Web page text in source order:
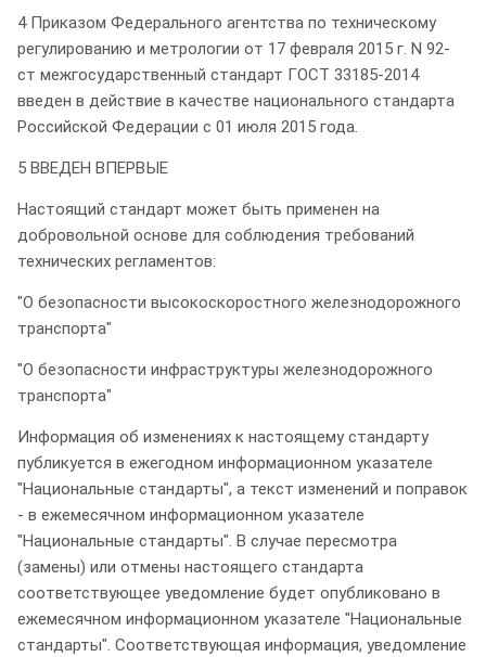
4 Приказом Федерального агентства по техническому
регулированию и метрологии от 17 февраля 2015 г. N 92-
ст межгосударственный стандарт ГОСТ 33185-2014
введен в действие в качестве национального стандарта
Российской Федерации с 01 июля 2015 года.
5 ВВЕДЕН ВПЕРВЫЕ
Настоящий стандарт может быть применен на
добровольной основе для соблюдения требований
технических регламентов:
"О безопасности высокоскоростного железнодорожного
транспорта"
"О безопасности инфраструктуры железнодорожного
транспорта"
Информация об изменениях к настоящему стандарту
публикуется в ежегодном информационном указателе
"Национальные стандарты", а текст изменений и поправок
- в ежемесячном информационном указателе
"Национальные стандарты". В случае пересмотра
(замены) или отмены настоящего стандарта
соответствующее уведомление будет опубликовано в
ежемесячном информационном указателе "Национальные
стандарты". Соответствующая информация, уведомление